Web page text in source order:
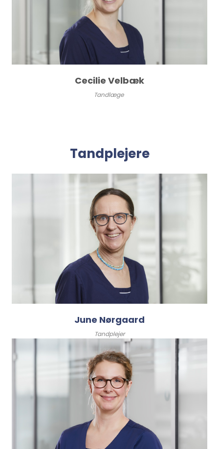
Cecilie Velbæk
Tandlæge
Tandplejere
June Nørgaard
Tandplejer